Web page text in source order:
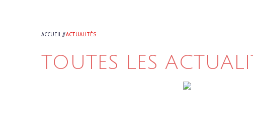
ACCUEIL//ACTUALITÉS
TOUTES LES